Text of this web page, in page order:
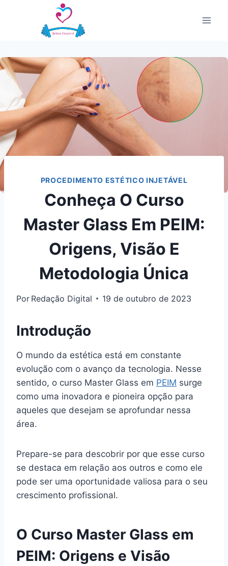
PROCEDIMENTO ESTÉTICO INJETÁVEL
Conheça O Curso
Master Glass Em PEIM:
Origens, Visão E
Metodologia Única
Por Redação Digital 19 de outubro de 2023
Introdução
O mundo da estética está em constante
evolução com o avanço da tecnologia. Nesse
sentido, o curso Master Glass em PEIM surge
como uma inovadora e pioneira opção para
aqueles que desejam se aprofundar nessa
área.
Prepare-se para descobrir por que esse curso
se destaca em relação aos outros e como ele
pode ser uma oportunidade valiosa para o seu
crescimento profissional.
O Curso Master Glass em
PEIM: Origens e Visão